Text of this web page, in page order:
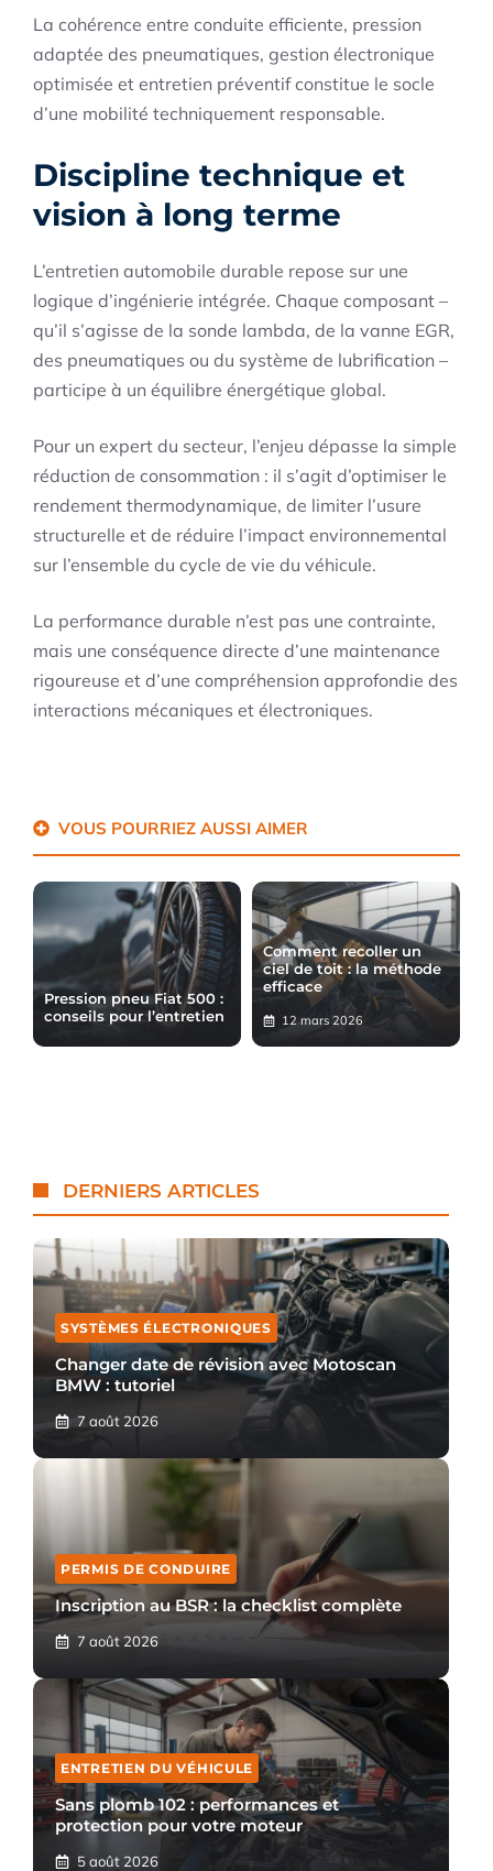
La cohérence entre conduite efficiente, pression
adaptée des pneumatiques, gestion électronique
optimisée et entretien préventif constitue le socle
d’une mobilité techniquement responsable.
Discipline technique et
vision à long terme
L’entretien automobile durable repose sur une
logique d’ingénierie intégrée. Chaque composant –
qu’il s’agisse de la sonde lambda, de la vanne EGR,
des pneumatiques ou du système de lubrification –
participe à un équilibre énergétique global.
Pour un expert du secteur, l’enjeu dépasse la simple
réduction de consommation : il s’agit d’optimiser le
rendement thermodynamique, de limiter l’usure
structurelle et de réduire l’impact environnemental
sur l’ensemble du cycle de vie du véhicule.
La performance durable n’est pas une contrainte,
mais une conséquence directe d’une maintenance
rigoureuse et d’une compréhension approfondie des
interactions mécaniques et électroniques.
VOUS POURRIEZ AUSSI AIMER
Pression pneu Fiat 500 :
conseils pour l’entretien
Comment recoller un
ciel de toit : la méthode
efficace
12 mars 2026
DERNIERS ARTICLES
SYSTÈMES ÉLECTRONIQUES
Changer date de révision avec Motoscan
BMW : tutoriel
7 août 2026
PERMIS DE CONDUIRE
Inscription au BSR : la checklist complète
7 août 2026
ENTRETIEN DU VÉHICULE
Sans plomb 102 : performances et
protection pour votre moteur
5 août 2026